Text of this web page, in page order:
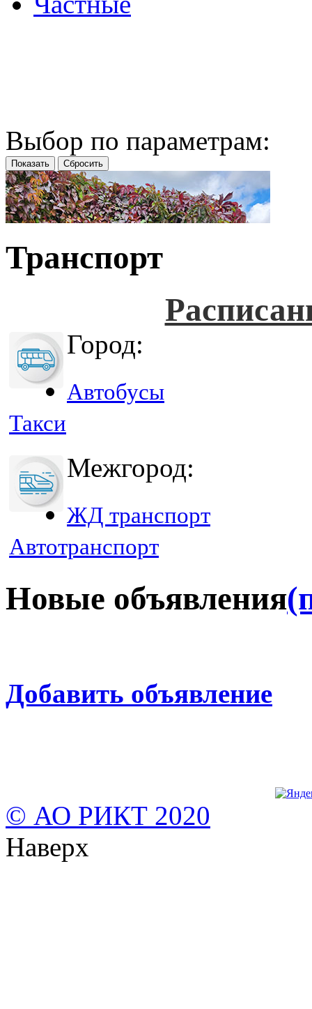
Выбор по параметрам:
Транспорт
Город:
Автобусы
Такси
Межгород:
ЖД транспорт
Автотранспорт
Новые объявления
Добавить объявление
© АО РИКТ 2020
Наверх